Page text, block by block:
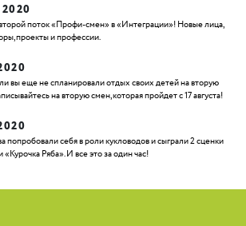
поток «Профи-смен» в «Интеграции»! Новые лица,
проекты и профессии.
вы еще не спланировали отдых своих детей на вторую
на вторую смен, которая пройдет с 17 августа!
попробовали себя в роли кукловодов и сыграли 2 сценки
«Курочка Ряба». И все это за один час!